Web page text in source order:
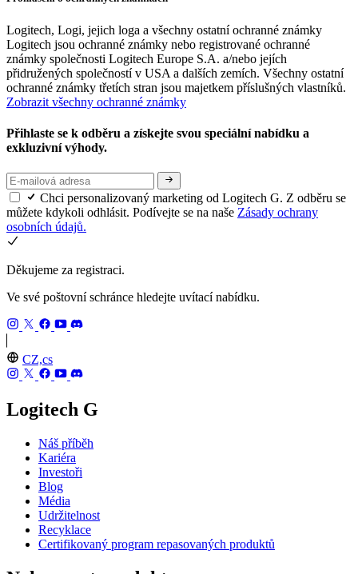
Logitech, Logi, jejich loga a všechny ostatní ochranné známky
Logitech jsou ochranné známky nebo registrované ochranné
známky společnosti Logitech Europe S.A. a/nebo jejích
přidružených společností v USA a dalších zemích. Všechny ostatní
ochranné známky třetích stran jsou majetkem příslušných vlastníků.
Zobrazit všechny ochranné známky
Přihlaste se k odběru a získejte svou speciální nabídku a
exkluzivní výhody.
Chci personalizovaný marketing od Logitech G. Z odběru se
můžete kdykoli odhlásit. Podívejte se na naše Zásady ochrany
osobních údajů.
Děkujeme za registraci.
Ve své poštovní schránce hledejte uvítací nabídku.
CZ,cs
Logitech G
Náš příběh
Kariéra
Investoři
Blog
Média
Udržitelnost
Recyklace
Certifikovaný program repasovaných produktů